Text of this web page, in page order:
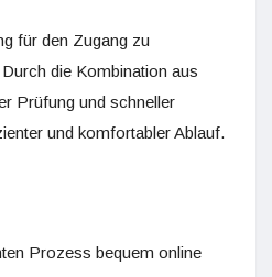
für den Zugang zu
die Kombination aus
Prüfung und schneller
und komfortabler Ablauf.
Prozess bequem online